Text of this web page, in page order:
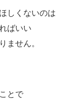
しくないのは
ばいい
ません。
とで